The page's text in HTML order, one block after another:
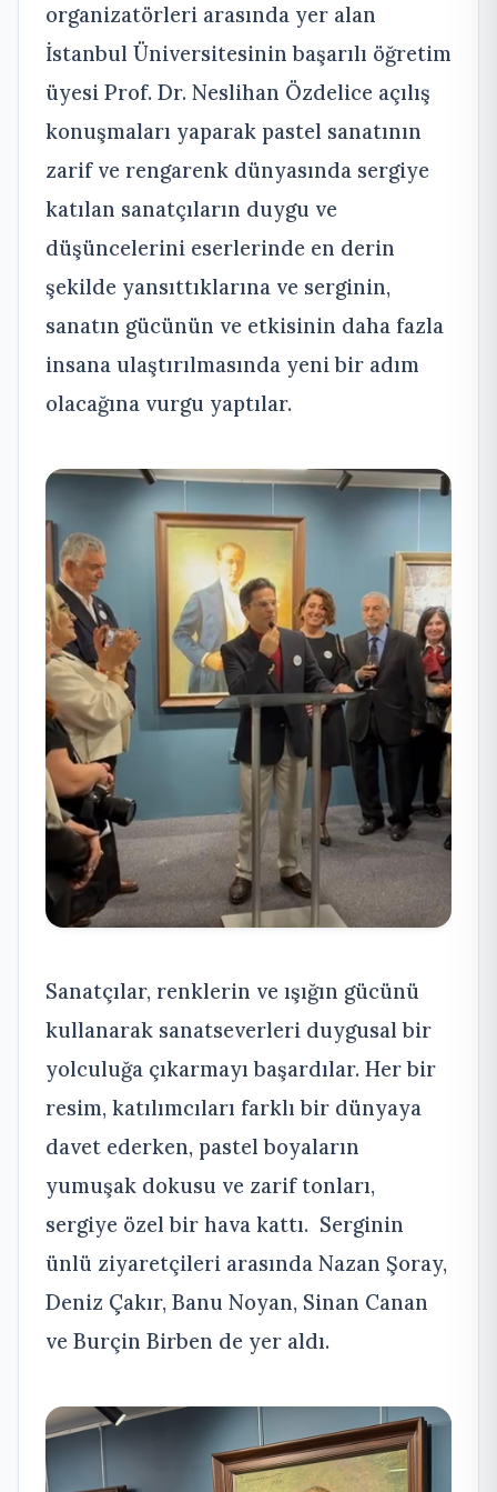
organizatörleri arasında yer alan
İstanbul Üniversitesinin başarılı öğretim
üyesi Prof. Dr. Neslihan Özdelice açılış
konuşmaları yaparak pastel sanatının
zarif ve rengarenk dünyasında sergiye
katılan sanatçıların duygu ve
düşüncelerini eserlerinde en derin
şekilde yansıttıklarına ve serginin,
sanatın gücünün ve etkisinin daha fazla
insana ulaştırılmasında yeni bir adım
olacağına vurgu yaptılar.
Sanatçılar, renklerin ve ışığın gücünü
kullanarak sanatseverleri duygusal bir
yolculuğa çıkarmayı başardılar. Her bir
resim, katılımcıları farklı bir dünyaya
davet ederken, pastel boyaların
yumuşak dokusu ve zarif tonları,
sergiye özel bir hava kattı. Serginin
ünlü ziyaretçileri arasında Nazan Şoray,
Deniz Çakır, Banu Noyan, Sinan Canan
ve Burçin Birben de yer aldı.